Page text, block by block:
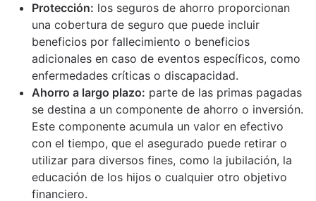
Protección: los seguros de ahorro proporcionan
una cobertura de seguro que puede incluir
beneficios por fallecimiento o beneficios
adicionales en caso de eventos específicos, como
enfermedades críticas o discapacidad.
Ahorro a largo plazo: parte de las primas pagadas
se destina a un componente de ahorro o inversión.
Este componente acumula un valor en efectivo
con el tiempo, que el asegurado puede retirar o
utilizar para diversos fines, como la jubilación, la
educación de los hijos o cualquier otro objetivo
financiero.